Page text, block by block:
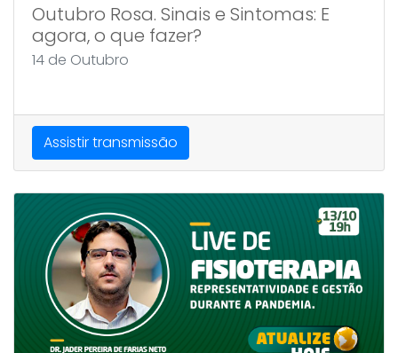
Outubro Rosa. Sinais e Sintomas: E
agora, o que fazer?
14 de Outubro
Assistir transmissão